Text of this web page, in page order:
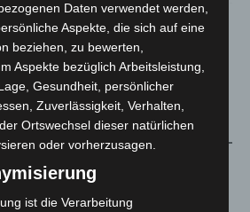
starten souveräne Cloud-
Europa
Daten verwendet werden,
Aspekte, die sich auf eine
beziehen, zu bewerten,
Aspekte bezüglich Arbeitsleistung,
Gesundheit, persönlicher
Zuverlässigkeit, Verhalten,
Ortswechsel dieser natürlichen
oder vorherzusagen.
ist die Verarbeitung